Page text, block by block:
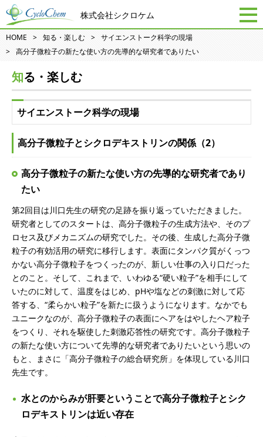
株式会社シクロケム
HOME 知る・楽しむ
サイエンストーク科学の現場
高分子微粒子の新たな使い方の先導的な研究者でありたい
知る・楽しむ
サイエンストーク科学の現場
高分子微粒子とシクロデキストリンの関係（2）
高分子微粒子の新たな使い方の先導的な研究者であり
たい
第2回目は川口先生の研究の足跡を振り返っていただきました。
研究者としてのスタートは、高分子微粒子の生成方法や、そのプ
ロセス及びメカニズムの研究でした。その後、生成した高分子微
粒子の有効活用の研究に移行します。表面にタンパク質がくっつ
かない高分子微粒子をつくったのが、新しい仕事の入り口だった
とのこと。そして、これまで、いわゆる“硬い粒子”を相手にして
いたのに対して、温度をはじめ、pHや塩などの刺激に対して応
答する、“柔らかい粒子”を新たに扱うようになります。なかでも
ユニークなのが、高分子微粒子の表面にヘアをはやしたヘア粒子
をつくり、それを駆使した刺激応答性の研究です。高分子微粒子
の新たな使い方について先導的な研究者でありたいという思いの
もと、まさに「高分子微粒子の総合研究所」を体現している川口
先生です。
水とのからみが肝要ということで高分子微粒子とシク
ロデキストリンは近い存在